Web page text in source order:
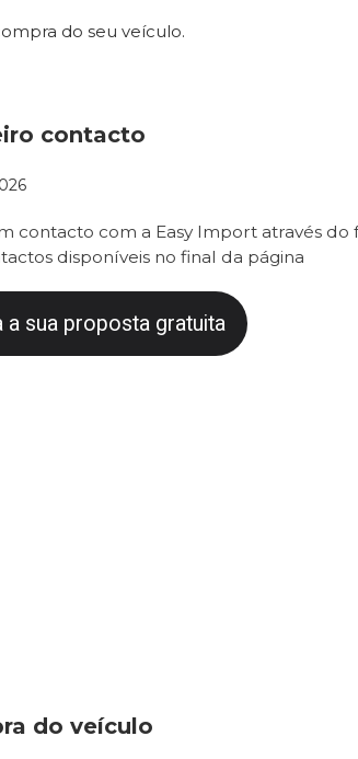
do seu veículo.
contacto
contacto com a Easy Import através do
disponíveis no final da página
a sua proposta gratuita
do veículo